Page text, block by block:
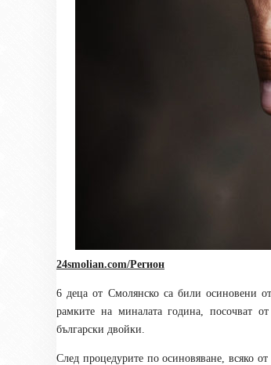
24smolian.com/Регион
6 деца от Смолянско са били осиновени
рамките на миналата година, посочват
български двойки.
След процедурите по осиновяване, всяко